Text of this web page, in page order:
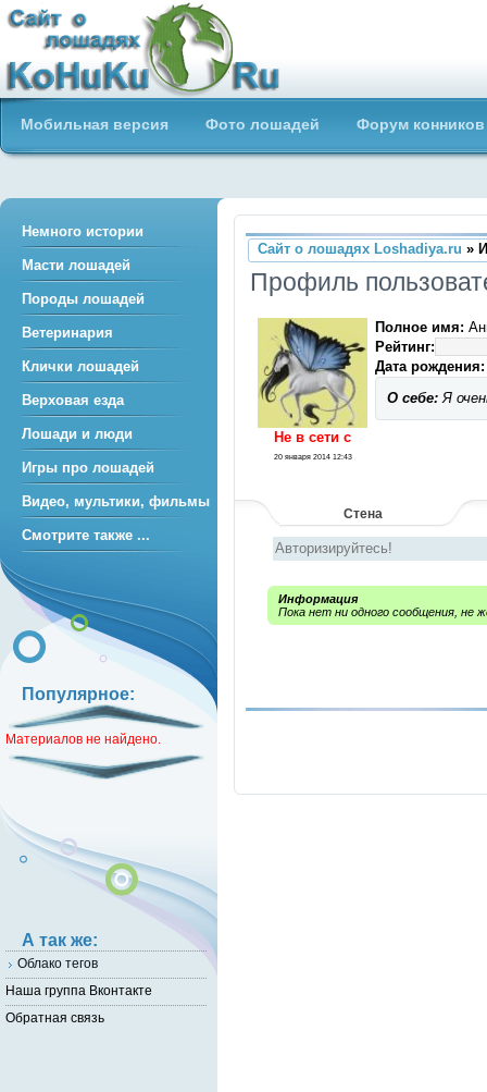
Сайт о лошадях loshadiya.ru
Приветствуем всех любителей
лошадей и конного спорта!
Мобильная версия Фото лошадей Форум конников
Сайт о лошадях Loshadiya.ru »
Профиль
Не в сети c
20 января 2014 12:43
Полное имя:
Рейтинг:
Дата рождения:
О себе: Я
Стена
Информация
Пока нет ни одного сообщения, не
Немного истории
Масти лошадей
Породы лошадей
Ветеринария
Клички лошадей
Верховая езда
Лошади и люди
Игры про лошадей
Видео, мультики, фильмы
Смотрите также ...
Популярное:
Материалов не найдено.
А так же:
Облако тегов
Наша группа Вконтакте
Обратная связь